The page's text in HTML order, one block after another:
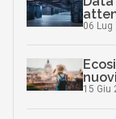
06 Lug
15 Giu